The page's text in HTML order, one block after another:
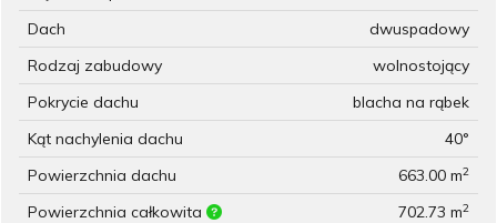
Dach
dwuspadowy
Rodzaj zabudowy
wolnostojący
Pokrycie dachu
blacha na rąbek
Kąt nachylenia dachu
40°
Powierzchnia dachu
663.00 m2
Powierzchnia całkowita 702.73 m2